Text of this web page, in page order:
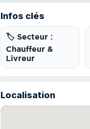
Infos clés
🏷️ Secteur :
Chauffeur &
Livreur
Localisation